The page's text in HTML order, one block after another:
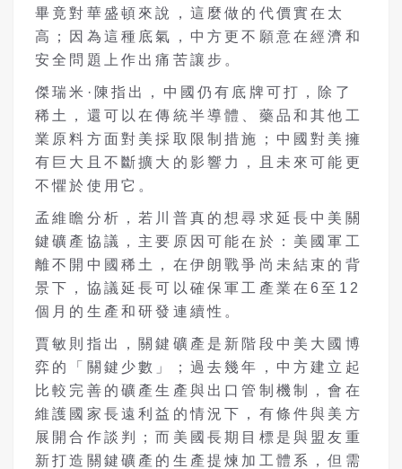
畢竟對華盛頓來說，這麼做的代價實在太
高；因為這種底氣，中方更不願意在經濟和
安全問題上作出痛苦讓步。
傑瑞米·陳指出，中國仍有底牌可打，除了
稀土，還可以在傳統半導體、藥品和其他工
業原料方面對美採取限制措施；中國對美擁
有巨大且不斷擴大的影響力，且未來可能更
不懼於使用它。
孟維瞻分析，若川普真的想尋求延長中美關
鍵礦產協議，主要原因可能在於：美國軍工
離不開中國稀土，在伊朗戰爭尚未結束的背
景下，協議延長可以確保軍工產業在6至 12
個月的生產和研發連續性。
賈敏則指出，關鍵礦產是新階段中美大國博
弈的「關鍵少數」；過去幾年，中方建立起
比較完善的礦產生產與出口管制機制，會在
維護國家長遠利益的情況下，有條件與美方
展開合作談判；而美國長期目標是與盟友重
新打造關鍵礦產的生產提煉加工體系，但需